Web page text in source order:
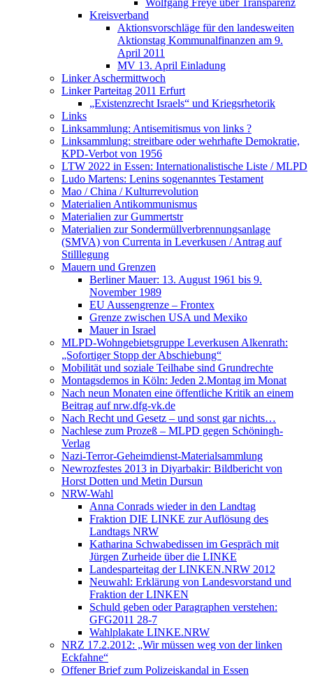
Wolfgang Freye über Transparenz
Kreisverband
Aktionsvorschläge für den landesweiten
Aktionstag Kommunalfinanzen am 9.
April 2011
MV 13. April Einladung
Linker Aschermittwoch
Linker Parteitag 2011 Erfurt
„Existenzrecht Israels“ und Kriegsrhetorik
Links
Linksammlung: Antisemitismus von links ?
Linksammlung: streitbare oder wehrhafte Demokratie,
KPD-Verbot von 1956
LTW 2022 in Essen: Internationalistische Liste / MLPD
Ludo Martens: Lenins sogenanntes Testament
Mao / China / Kulturrevolution
Materialien Antikommunismus
Materialien zur Gummertstr
Materialien zur Sondermüllverbrennungsanlage
(SMVA) von Currenta in Leverkusen / Antrag auf
Stilllegung
Mauern und Grenzen
Berliner Mauer: 13. August 1961 bis 9.
November 1989
EU Aussengrenze – Frontex
Grenze zwischen USA und Mexiko
Mauer in Israel
MLPD-Wohngebietsgruppe Leverkusen Alkenrath:
„Sofortiger Stopp der Abschiebung“
Mobilität und soziale Teilhabe sind Grundrechte
Montagsdemos in Köln: Jeden 2.Montag im Monat
Nach neun Monaten eine öffentliche Kritik an einem
Beitrag auf nrw.dfg-vk.de
Nach Recht und Gesetz – und sonst gar nichts…
Nachlese zum Prozeß – MLPD gegen Schöningh-
Verlag
Nazi-Terror-Geheimdienst-Materialsammlung
Newrozfestes 2013 in Diyarbakir: Bildbericht von
Horst Dotten und Metin Dursun
NRW-Wahl
Anna Conrads wieder in den Landtag
Fraktion DIE LINKE zur Auflösung des
Landtags NRW
Katharina Schwabedissen im Gespräch mit
Jürgen Zurheide über die LINKE
Landesparteitag der LINKEN.NRW 2012
Neuwahl: Erklärung von Landesvorstand und
Fraktion der LINKEN
Schuld geben oder Paragraphen verstehen:
GFG2011 28-7
Wahlplakate LINKE.NRW
NRZ 17.2.2012: „Wir müssen weg von der linken
Eckfahne“
Offener Brief zum Polizeiskandal in Essen